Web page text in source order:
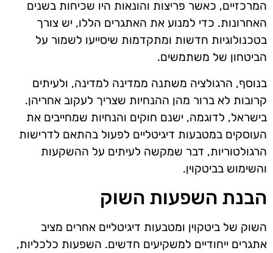
המרכזיים, כאשר פריצות והונאות היו שכיחות בשנים
האחרונות. כדי למנוע את האתגרים הללו, יש צורך
בטכנולוגיות חדשות ומתקדמות שיסייעו לשמור על
הביטחון של משתמשים.
בנוסף, הרגולציה משתנה ממדינה למדינה, ולעיתים
קרובות לא ברור מהן ההנחיות שצריך לעקוב אחריהן.
בישראל, לדוגמה, ישנם חוקים והנחיות שמחייבים את
העוסקים במטבעות דיגיטליים לפעול בהתאם לדרישות
הרגולטוריות, דבר שמקשה לעיתים על ההשקעות
והשימוש בביטקוין.
הבנת השפעות השוק
השוק של ביטקוין ומטבעות דיגיטליים אחרים מציב
אתגרים ייחודיים למשקיעים חדשים. השפעות כלכליות,